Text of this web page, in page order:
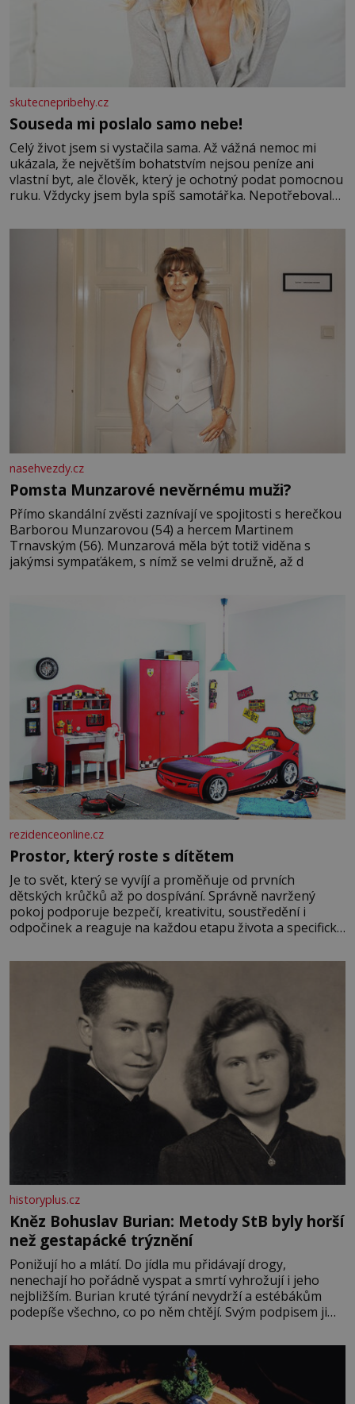
skutecnepribehy.cz
Souseda mi poslalo samo nebe!
Celý život jsem si vystačila sama. Až vážná nemoc mi
ukázala, že největším bohatstvím nejsou peníze ani
vlastní byt, ale člověk, který je ochotný podat pomocnou
ruku. Vždycky jsem byla spíš samotářka. Nepotřebovala
mi knihy, práce a hlavně klid. Hned po studiích jsem
nasehvezdy.cz
Pomsta Munzarové nevěrnému muži?
Přímo skandální zvěsti zaznívají ve spojitosti s herečkou
Barborou Munzarovou (54) a hercem Martinem
Trnavským (56). Munzarová měla být totiž viděna s
jakýmsi sympaťákem, s nímž se velmi družně, až d
rezidenceonline.cz
Prostor, který roste s dítětem
Je to svět, který se vyvíjí a proměňuje od prvních
dětských krůčků až po dospívání. Správně navržený
pokoj podporuje bezpečí, kreativitu, soustředění i
odpočinek a reaguje na každou etapu života a specifické
měkkost a bezpečí, proto by pokoj miminka měl působit
především klidně a útulně. Předškolní věk je
historyplus.cz
Kněz Bohuslav Burian: Metody StB byly horší
než gestapácké trýznění
Ponižují ho a mlátí. Do jídla mu přidávají drogy,
nenechají ho pořádně vyspat a smrtí vyhrožují i jeho
nejbližším. Burian kruté týrání nevydrží a estébákům
podepíše všechno, co po něm chtějí. Svým podpisem jim
fyzický ani psychický nátlak. Syn brněnského řezníka
chce být knězem a